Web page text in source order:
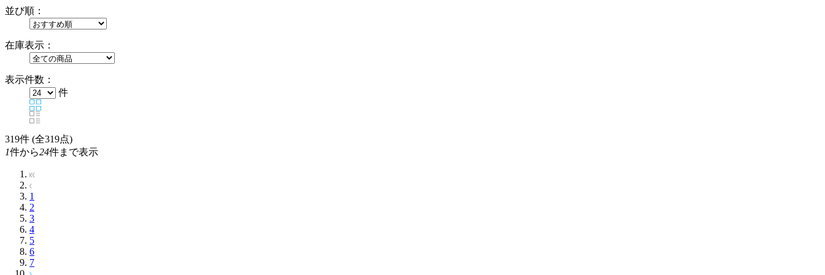
並び順：
在庫表示：
表示件数：
件
319件 (全319点)
1件から24件まで表示
1
2
3
4
5
6
7